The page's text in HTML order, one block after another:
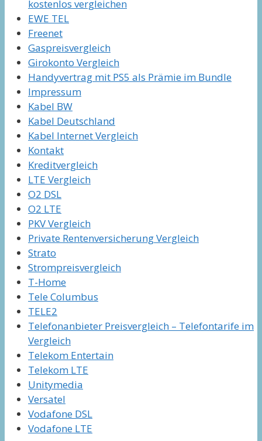
kostenlos vergleichen
EWE TEL
Freenet
Gaspreisvergleich
Girokonto Vergleich
Handyvertrag mit PS5 als Prämie im Bundle
Impressum
Kabel BW
Kabel Deutschland
Kabel Internet Vergleich
Kontakt
Kreditvergleich
LTE Vergleich
O2 DSL
O2 LTE
PKV Vergleich
Private Rentenversicherung Vergleich
Strato
Strompreisvergleich
T-Home
Tele Columbus
TELE2
Telefonanbieter Preisvergleich – Telefontarife im
Vergleich
Telekom Entertain
Telekom LTE
Unitymedia
Versatel
Vodafone DSL
Vodafone LTE